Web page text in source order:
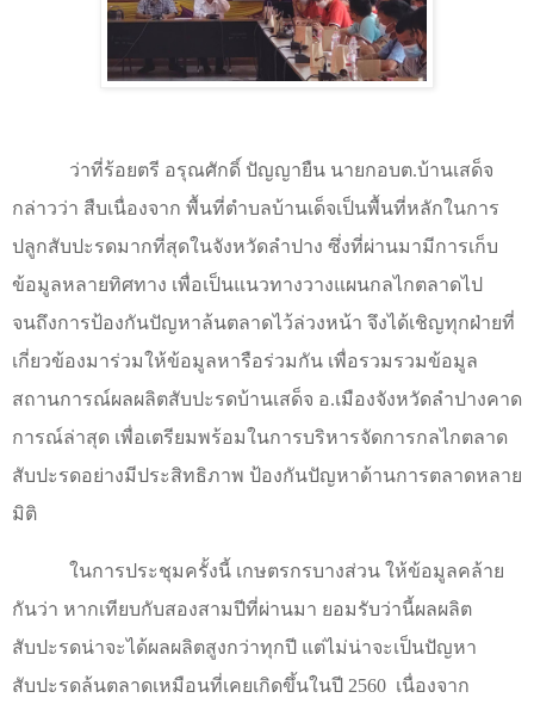
ว่าที่ร้อยตรี อรุณศักดิ์ ปัญญายืน นายกอบต.บ้านเสด็จ
กล่าวว่า สืบเนื่องจาก พื้นที่ตำบลบ้านเด็จเป็นพื้นที่หลักในการ
ปลูกสับปะรดมากที่สุดในจังหวัดลำปาง ซึ่งที่ผ่านมามีการเก็บ
ข้อมูลหลายทิศทาง เพื่อเป็นแนวทางวางแผนกลไกตลาดไป
จนถึงการป้องกันปัญหาล้นตลาดไว้ล่วงหน้า จึงได้เชิญทุกฝ่ายที่
เกี่ยวข้องมาร่วมให้ข้อมูลหารือร่วมกัน เพื่อรวมรวมข้อมูล
สถานการณ์ผลผลิตสับปะรดบ้านเสด็จ อ.เมืองจังหวัดลำปางคาด
การณ์ล่าสุด เพื่อเตรียมพร้อมในการบริหารจัดการกลไกตลาด
สับปะรดอย่างมีประสิทธิภาพ ป้องกันปัญหาด้านการตลาดหลาย
มิติ
ในการประชุมครั้งนี้ เกษตรกรบางส่วน ให้ข้อมูลคล้าย
กันว่า หากเทียบกับสองสามปีที่ผ่านมา ยอมรับว่านี้ผลผลิต
สับปะรดน่าจะได้ผลผลิตสูงกว่าทุกปี แต่ไม่น่าจะเป็นปัญหา
สับปะรดล้นตลาดเหมือนที่เคยเกิดขึ้นในปี 2560 เนื่องจาก